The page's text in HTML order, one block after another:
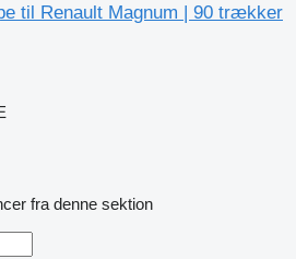
til Renault Magnum | 90 trækker
fra denne sektion